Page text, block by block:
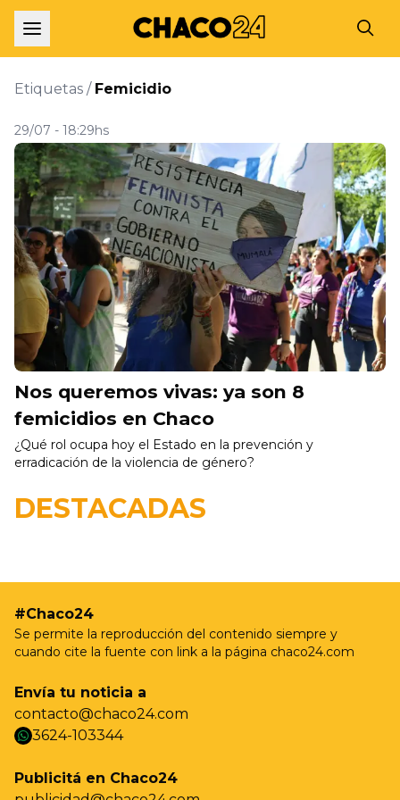
Etiquetas / Femicidio
29/07 - 18:29hs
Nos queremos vivas: ya son 8
femicidios en Chaco
¿Qué rol ocupa hoy el Estado en la prevención y
erradicación de la violencia de género?
DESTACADAS
19/05 - 9:37hs
castración gratuita para perros y gatos en Villa
Prosperidad
#Chaco24
Se permite la reproducción del contenido siempre y
cuando cite la fuente con link a la página chaco24.com
Envía tu noticia a
contacto@chaco24.com
whatsapp
3624-103344
Publicitá en Chaco24